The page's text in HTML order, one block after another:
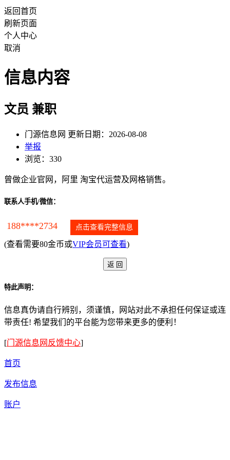
返回首页
刷新页面
个人中心
取消
信息内容
文员 兼职
门源信息网 更新日期：2026-08-08
举报
浏览：330
曾做企业官网，阿里 淘宝代运营及网格销售。
联系人手机/微信：
188****2734 点击查看完整信息
(查看需要80金币或VIP会员可查看)
特此声明：
信息真伪请自行辨别，须谨慎，网站对此不承担任何保证或连
带责任! 希望我们的平台能为您带来更多的便利！
[门源信息网反馈中心]
首页
发布信息
账户